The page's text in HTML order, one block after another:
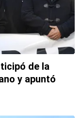
de la
y apuntó